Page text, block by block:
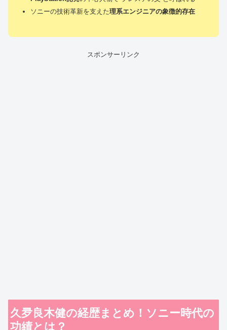
ソニーの技術革新を支えた理系エンジニアの象徴的存在
スポンサーリンク
久夛良木健の経歴まとめ！ソニー時代の
功績とは？